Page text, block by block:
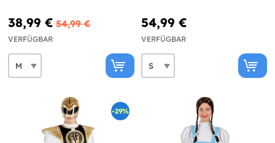
38,99 € 54,99 €
VERFÜGBAR
54,99 €
VERFÜGBAR
-29%